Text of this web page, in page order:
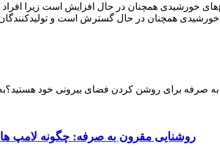
خورشیدی همچنان در حال افزایش است زیرا افراد
صرفه برای روشن کردن فضای بیرونی خود هستید؟به
روشنایی مقرون به صرفه: چگونه لامپ